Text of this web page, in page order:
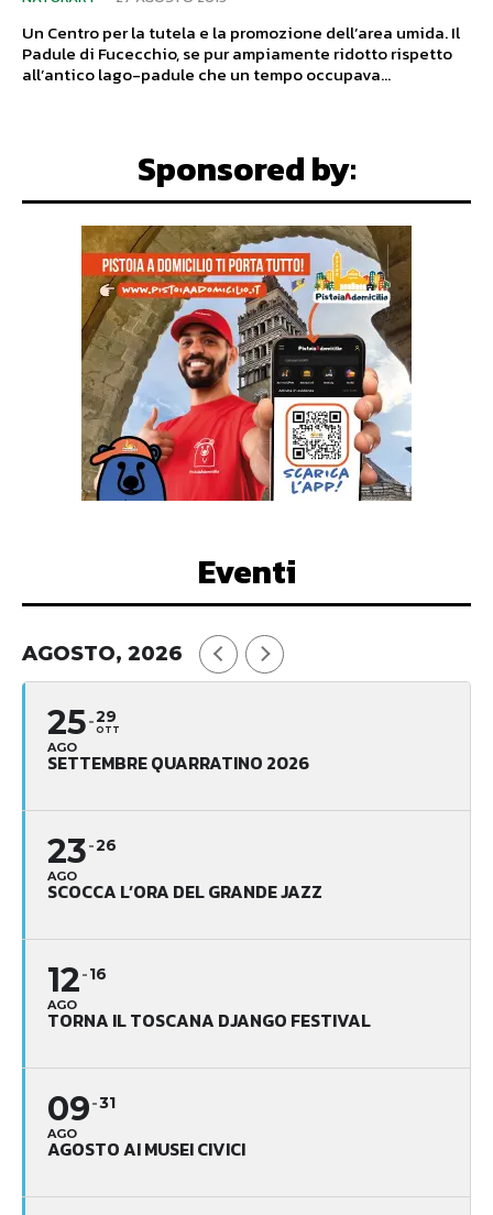
Un Centro per la tutela e la promozione dell’area umida. Il
Padule di Fucecchio, se pur ampiamente ridotto rispetto
all’antico lago-padule che un tempo occupava...
Sponsored by:
Eventi
AGOSTO, 2026
25
AGO
29
OTT
SETTEMBRE QUARRATINO 2026
23
AGO
26
SCOCCA L’ORA DEL GRANDE JAZZ
12
AGO
16
TORNA IL TOSCANA DJANGO FESTIVAL
09
AGO
31
AGOSTO AI MUSEI CIVICI